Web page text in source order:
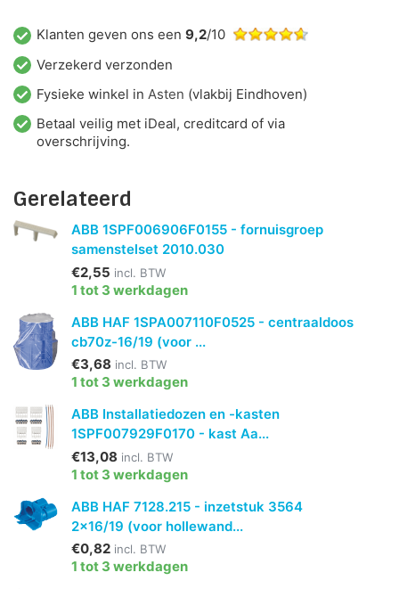
Klanten geven ons een 9,2/10
Verzekerd verzonden
Fysieke winkel in Asten (vlakbij Eindhoven)
Betaal veilig met iDeal, creditcard of via
overschrijving.
Gerelateerd
ABB 1SPF006906F0155 - fornuisgroep
samenstelset 2010.030
€2,55 incl. BTW
1 tot 3 werkdagen
ABB HAF 1SPA007110F0525 - centraaldoos
cb70z-16/19 (voor ...
€3,68 incl. BTW
1 tot 3 werkdagen
ABB Installatiedozen en -kasten
1SPF007929F0170 - kast Aa...
€13,08 incl. BTW
1 tot 3 werkdagen
ABB HAF 7128.215 - inzetstuk 3564
2x16/19 (voor hollewand...
€0,82 incl. BTW
1 tot 3 werkdagen